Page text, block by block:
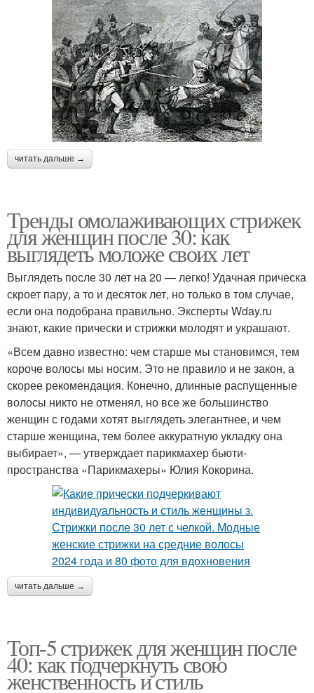
читать дальше →
Тренды омолаживающих стрижек
для женщин после 30: как
выглядеть моложе своих лет
Выглядеть после 30 лет на 20 — легко! Удачная прическа
скроет пару, а то и десяток лет, но только в том случае,
если она подобрана правильно. Эксперты Wday.ru
знают, какие прически и стрижки молодят и украшают.
«Всем давно известно: чем старше мы становимся, тем
короче волосы мы носим. Это не правило и не закон, а
скорее рекомендация. Конечно, длинные распущенные
волосы никто не отменял, но все же большинство
женщин с годами хотят выглядеть элегантнее, и чем
старше женщина, тем более аккуратную укладку она
выбирает», — утверждает парикмахер бьюти-
пространства «Парикмахеры» Юлия Кокорина.
читать дальше →
Топ-5 стрижек для женщин после
40: как подчеркнуть свою
женственность и стиль